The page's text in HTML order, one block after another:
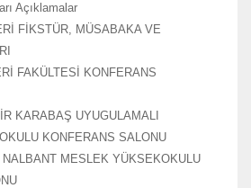
Açıklamalar
FİKSTÜR, MÜSABAKA VE
FAKÜLTESİ KONFERANS
KARABAŞ UYUGULAMALI
KONFERANS SALONU
MESLEK YÜKSEKOKULU